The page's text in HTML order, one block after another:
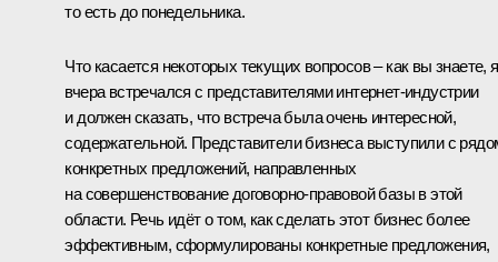
то есть до понедельника.
Что касается некоторых текущих вопросов – как вы знаете, я
вчера встречался с представителями интернет-индустрии
и должен сказать, что встреча была очень интересной,
содержательной. Представители бизнеса выступили с
конкретных предложений, направленных
на совершенствование договорно-правовой базы в этой
области. Речь идёт о том, как сделать этот бизнес более
эффективным, сформулированы конкретные предложения,